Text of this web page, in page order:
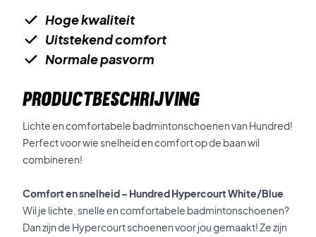
Hoge kwaliteit
Uitstekend comfort
Normale pasvorm
PRODUCTBESCHRIJVING
Lichte en comfortabele badmintonschoenen van Hundred!
Perfect voor wie snelheid en comfort op de baan wil
combineren!
Comfort en snelheid – Hundred Hypercourt White/Blue
Wil je lichte, snelle en comfortabele badmintonschoenen?
Dan zijn de Hypercourt schoenen voor jou gemaakt! Ze zijn